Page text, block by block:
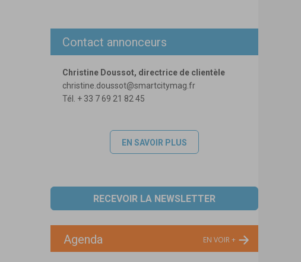
Contact annonceurs
Christine Doussot, directrice de clientèle
christine.doussot@smartcitymag.fr
Tél. + 33 7 69 21 82 45
EN SAVOIR PLUS
RECEVOIR LA NEWSLETTER
Agenda EN VOIR +